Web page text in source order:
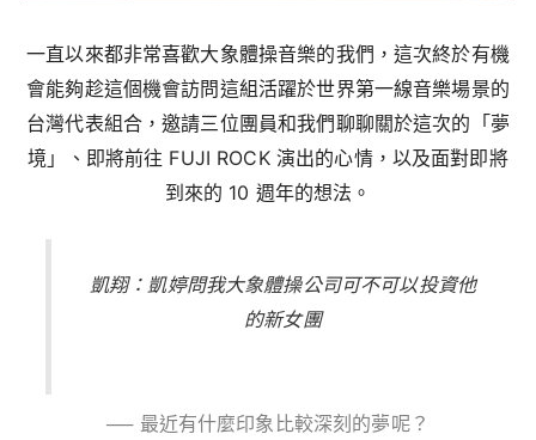
一直以來都非常喜歡大象體操音樂的我們，這次終於有機
會能夠趁這個機會訪問這組活躍於世界第一線音樂場景的
台灣代表組合，邀請三位團員和我們聊聊關於這次的「夢
境」、即將前往 FUJI ROCK 演出的心情，以及面對即將
到來的 10 週年的想法。
凱翔：凱婷問我大象體操公司可不可以投資他
的新女團
── 最近有什麼印象比較深刻的夢呢？